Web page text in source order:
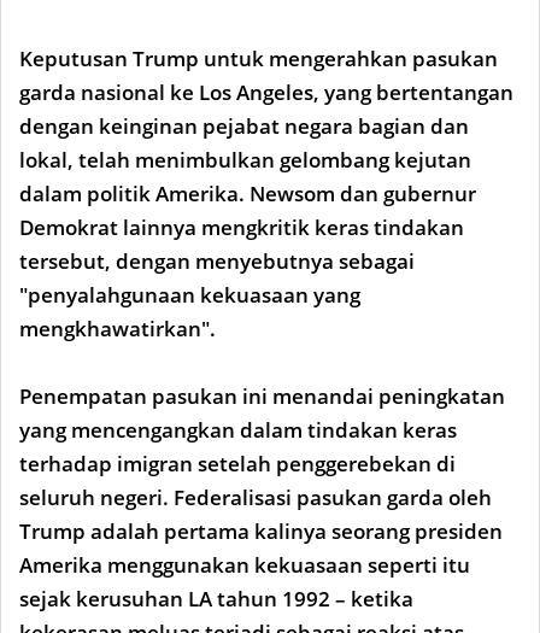
Keputusan Trump untuk mengerahkan pasukan
garda nasional ke Los Angeles, yang bertentangan
dengan keinginan pejabat negara bagian dan
lokal, telah menimbulkan gelombang kejutan
dalam politik Amerika. Newsom dan gubernur
Demokrat lainnya mengkritik keras tindakan
tersebut, dengan menyebutnya sebagai
"penyalahgunaan kekuasaan yang
mengkhawatirkan".
Penempatan pasukan ini menandai peningkatan
yang mencengangkan dalam tindakan keras
terhadap imigran setelah penggerebekan di
seluruh negeri. Federalisasi pasukan garda oleh
Trump adalah pertama kalinya seorang presiden
Amerika menggunakan kekuasaan seperti itu
sejak kerusuhan LA tahun 1992 – ketika